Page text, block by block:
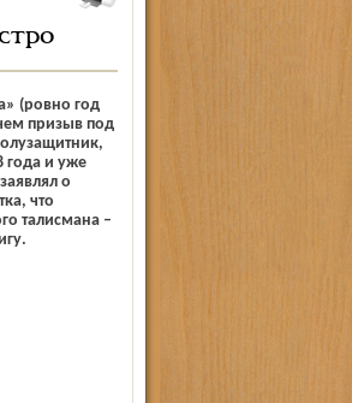
(ровно год
призыв под
года и уже
о
что
талисмана –